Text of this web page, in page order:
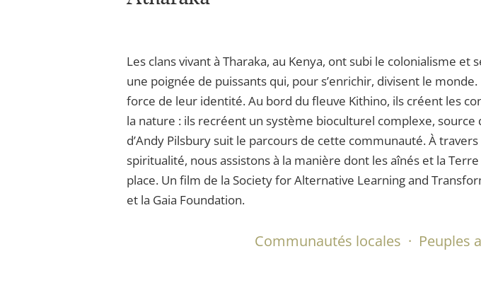
Les clans vivant à Tharaka, au Kenya, ont subi le colonialisme
une poignée de puissants qui, pour s’enrichir, divisent le
force de leur identité. Au bord du fleuve Kithino, ils créent les
la nature : ils recréent un système bioculturel complexe,
d’Andy Pilsbury suit le parcours de cette communauté. À
spiritualité, nous assistons à la manière dont les aînés et la
place. Un film de la Society for Alternative Learning and
et la Gaia Foundation.
Communautés locales · Peuples